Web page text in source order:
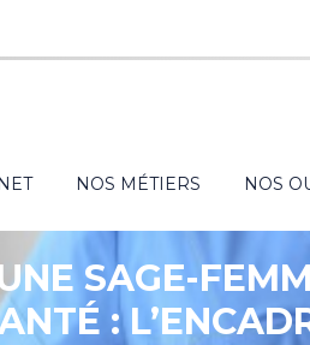
NOS MÉTIERS NOS
SAGE-
: